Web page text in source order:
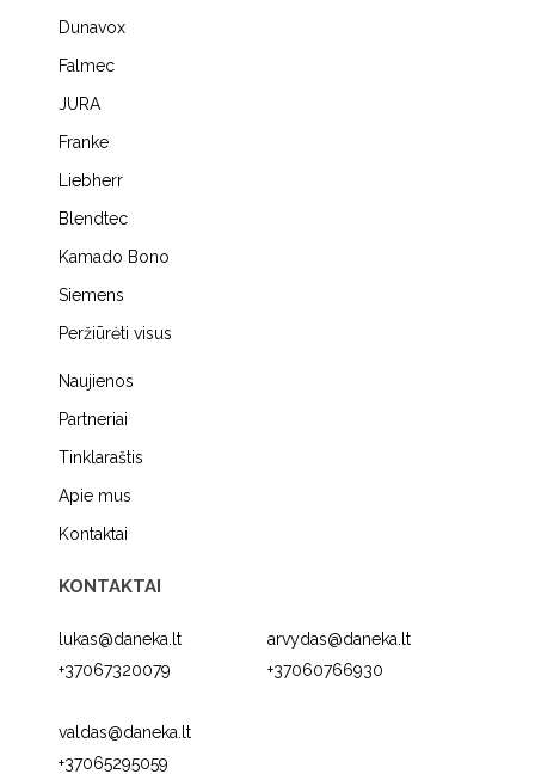
Dunavox
Falmec
JURA
Franke
Liebherr
Blendtec
Kamado Bono
Siemens
Peržiūrėti visus
Naujienos
Partneriai
Tinklaraštis
Apie mus
Kontaktai
KONTAKTAI
lukas@daneka.lt
+37067320079
arvydas@daneka.lt
+37060766930
valdas@daneka.lt
+37065295059